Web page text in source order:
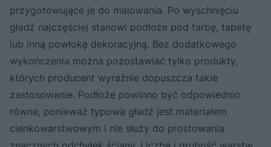
przygotowujące je do malowania. Po wyschnięciu
gładź najczęściej stanowi podłoże pod farbę, tapetę
lub inną powłokę dekoracyjną. Bez dodatkowego
wykończenia można pozostawiać tylko produkty,
których producent wyraźnie dopuszcza takie
zastosowanie. Podłoże powinno być odpowiednio
równe, ponieważ typowa gładź jest materiałem
cienkowarstwowym i nie służy do prostowania